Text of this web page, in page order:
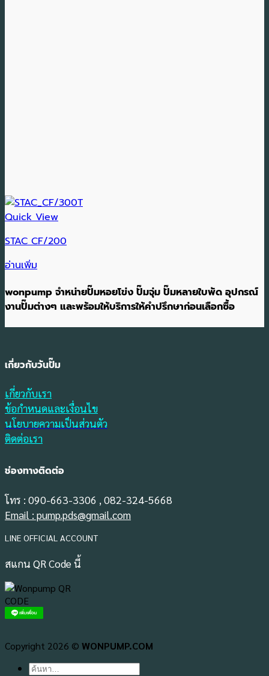
Quick View
STAC CF/200
อ่านเพิ่ม
wonpump จำหน่ายปั๊มหอยโข่ง ปั๊มจุ่ม ปั๊มหลายใบพัด อุปกรณ์
งานปั๊มต่างๆ และพร้อมให้บริการให้คำปรึกษาก่อนเลือกซื้อ
เกี่ยวกับวันปั๊ม
เกี่ยวกับเรา
ข้อกำหนดและเงื่อนไข
นโยบายความเป็นส่วนตัว
ติดต่อเรา
ช่องทางติดต่อ
โทร : 090-663-3306 , 082-324-5668
Email : pump.pds@gmail.com
LINE OFFICIAL ACCOUNT
สแกน QR Code นี้
Copyright 2026 © WONPUMP.COM
ค้นหา: